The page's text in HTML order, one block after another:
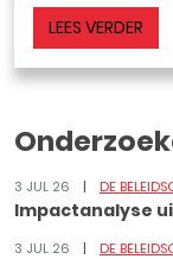
LEES VERDER
3 JUL 26 DE
Impactanalyse
3 JUL 26 DE